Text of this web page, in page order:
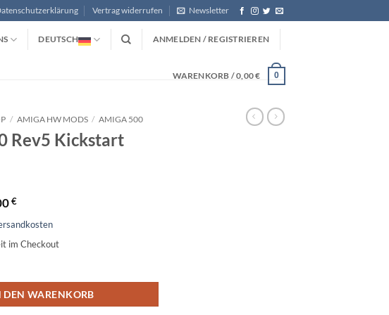
Vertrag widerrufen Newsletter
DEUTSCH ANMELDEN / REGISTRIEREN
WARENKORB /0,00€ 0
/ AMIGA HW MODS / AMIGA 500
Rev5 Kickstart
€
im Checkout
DEN WARENKORB